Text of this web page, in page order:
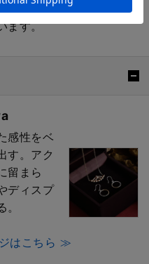
が宿る」ものづくりをテ
ます。
感性をベ
す。アク
留まら
ディスプ
はこちら ≫